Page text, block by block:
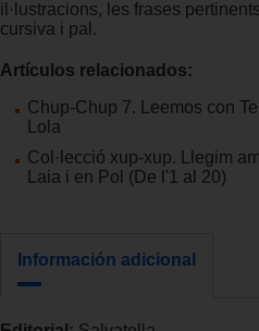
il·lustracions, les frases
cursiva i pal.
Artículos relacionados:
Chup-Chup 7. Leemos con
Lola
Col·lecció xup-xup. Llegim
Laia i en Pol (De l'1 al 20)
Información adicional